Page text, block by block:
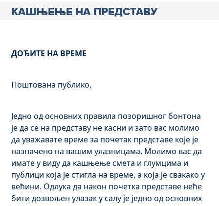
КАШЊЕЊЕ НА ПРЕДСТАВУ
ДОЂИТЕ НА ВРЕМЕ
Поштована публико,
Једно од основних правила позоришног бонтона
је да се на представу не касни и зато вас молимо
да уважавате време за почетак представе које је
назначено на вашим улазницама. Молимо вас да
имате у виду да кашњење смета и глумцима и
публици која је стигла на време, а која је свакако у
већини. Одлука да након почетка представе неће
бити дозвољен улазак у салу је једно од основних